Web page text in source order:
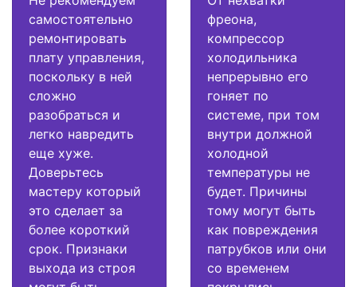
самостоятельно
ремонтировать
плату управления,
поскольку в ней
сложно
разобраться и
легко навредить
еще хуже.
Доверьтесь
мастеру который
это сделает за
более короткий
срок. Признаки
выхода из строя
фреона,
компрессор
холодильника
непрерывно его
гоняет по
системе, при том
внутри должной
холодной
температуры не
будет. Причины
тому могут быть
как повреждения
патрубков или они
со временем